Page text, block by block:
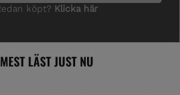
MEST LÄST JUST NU